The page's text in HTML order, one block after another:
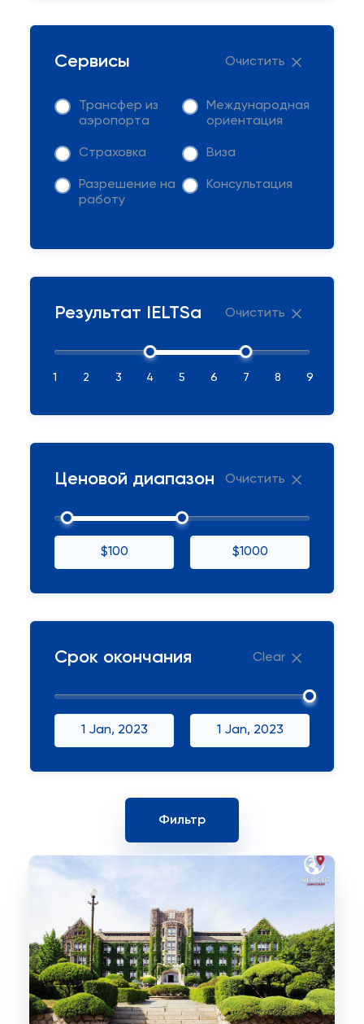
Сервисы Очистить
Трансфер из
аэропорта
Международная
ориентация
Страховка Виза
Разрешение на
работу
Консультация
Результат IELTSа Очистить
1 2 3 4 5 6 7 8 9
Ценовой диапазон Очистить
$100 $1000
Срок окончания Clear
1 Jan, 2023 1 Jan, 2023